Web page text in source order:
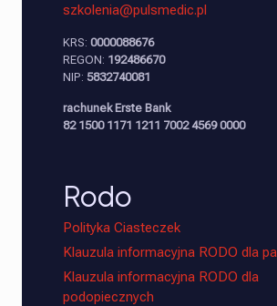
szkolenia@pulsmedic.pl
KRS: 0000088676
REGON: 192486670
NIP: 5832740081
rachunek Erste Bank
82 1500 1171 1211 7002 4569 0000
Rodo
Polityka Ciasteczek
Klauzula informacyjna RODO dla
Klauzula informacyjna RODO dla
podopiecznych